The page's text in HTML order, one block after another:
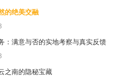
的绝美交融
：满意与否的实地考察与真实反馈
之南的隐秘宝藏